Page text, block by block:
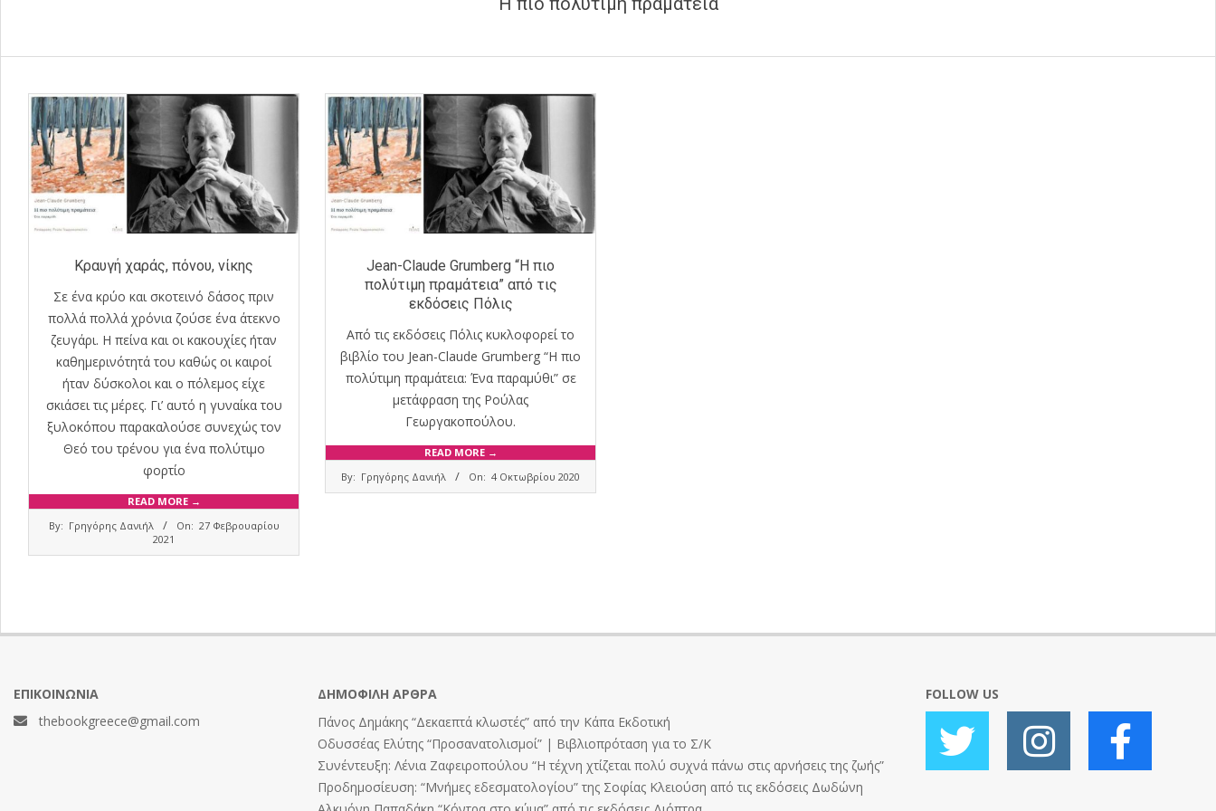
Κραυγή χαράς, πόνου, νίκης
Σε ένα κρύο και σκοτεινό δάσος πριν
πολλά πολλά χρόνια ζούσε ένα άτεκνο
ζευγάρι. Η πείνα και οι κακουχίες ήταν
καθημερινότητά του καθώς οι καιροί
ήταν δύσκολοι και ο πόλεμος είχε
σκιάσει τις μέρες. Γι’ αυτό η γυναίκα του
ξυλοκόπου παρακαλούσε συνεχώς τον
Θεό του τρένου για ένα πολύτιμο
φορτίο
READ MORE →
27
By: Γρηγόρης Δανιήλ On: 27 Φεβρουαρίου
2021
Jean-Claude Grumberg “Η πιο
πολύτιμη πραμάτεια” από τις
εκδόσεις Πόλις
Από τις εκδόσεις Πόλις κυκλοφορεί το
βιβλίο του Jean-Claude Grumberg “Η πιο
πολύτιμη πραμάτεια: Ένα παραμύθι” σε
μετάφραση της Ρούλας
Γεωργακοπούλου.
READ MORE →
10-
By: Γρηγόρης Δανιήλ On: 4 Οκτωβρίου 2020
ΕΠΙΚΟΙΝΩΝΊΑ
thebookgreece@gmail.com
ΔΗΜΟΦΙΛΉ ΆΡΘΡΑ
Πάνος Δημάκης “Δεκαεπτά κλωστές” από την Κάπα Εκδοτική
Οδυσσέας Ελύτης “Προσανατολισμοί” | Βιβλιοπρόταση για το Σ/Κ
Συνέντευξη: Λένια Ζαφειροπούλου “Η τέχνη χτίζεται πολύ συχνά πάνω στις αρνήσεις της ζωής”
Προδημοσίευση: “Μνήμες εδεσματολογίου” της Σοφίας Κλειούση από τις εκδόσεις Δωδώνη
FOLLOW US